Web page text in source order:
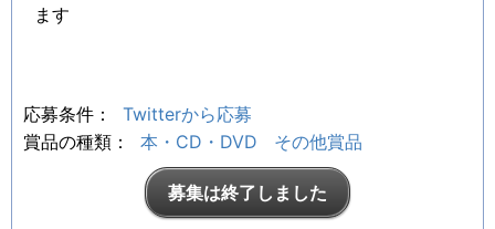
ます
応募条件：
Twitterから応募
賞品の種類：
本・CD・DVD その他賞品
募集は終了しました